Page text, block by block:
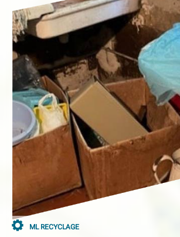
ML RECYCLAGE